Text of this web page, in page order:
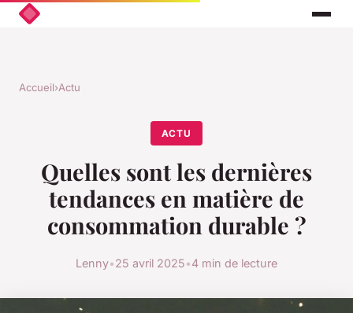
Accueil›Actu
ACTU
Quelles sont les dernières
tendances en matière de
consommation durable ?
Lenny•25 avril 2025•4 min de lecture